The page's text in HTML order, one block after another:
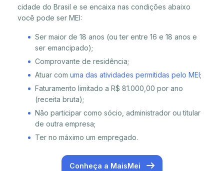
cidade do Brasil e se encaixa nas condições abaixo
você pode ser MEI:
Ser maior de 18 anos (ou ter entre 16 e 18 anos e
ser emancipado);
Comprovante de residência;
Atuar com uma das atividades permitidas pelo MEI;
Faturamento limitado a R$ 81.000,00 por ano
(receita bruta);
Não participar como sócio, administrador ou titular
de outra empresa;
Ter no máximo um empregado.
Conheça a MaisMei